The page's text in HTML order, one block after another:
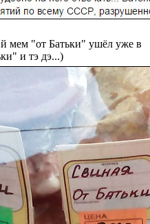
мем "от Батьки" ушёл уже в
и тэ дэ...)